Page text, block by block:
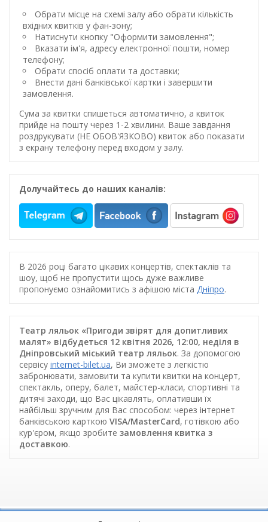
Обрати місце на схемі залу або обрати кількість
вхідних квитків у фан-зону;
Натиснути кнопку "Оформити замовлення";
Вказати ім'я, адресу електронної пошти, номер
телефону;
Обрати спосіб оплати та доставки;
Внести дані банківської картки і завершити
замовлення.
Сума за квитки спишеться автоматично, а квиток
прийде на пошту через 1-2 хвилини. Ваше завдання
роздрукувати (НЕ ОБОВ'ЯЗКОВО) квиток або показати
з екрану телефону перед входом у залу.
Долучайтесь до наших каналів:
В 2026 році багато цікавих концертів, спектаклів та
шоу, щоб не пропустити щось дуже важливе
пропонуємо ознайомитись з афішою міста Дніпро.
Театр ляльок «Пригоди звірят для допитливих
малят» відбудеться 12 квітня 2026, 12:00, неділя в
Дніпровський міський театр ляльок. За допомогою
сервісу internet-bilet.ua, Ви зможете з легкістю
забронювати, замовити та купити квитки на концерт,
спектакль, оперу, балет, майстер-класи, спортивні та
дитячі заходи, що Вас цікавлять, оплативши їх
найбільш зручним для Вас способом: через інтернет
банківською карткою VISA/MasterCard, готівкою або
кур'єром, якщо зробите замовлення квитка з
доставкою.